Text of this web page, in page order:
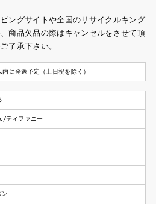
ングサイトや全国のリサイクルキング
商品欠品の際はキャンセルをさせて頂
了承下さい。
に発送予定（土日祝を除く）
ティファニー